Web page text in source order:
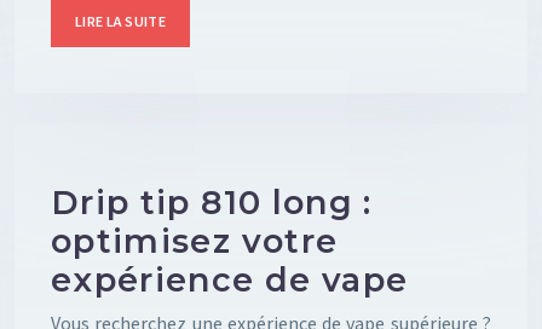
LIRE LA SUITE
Drip tip 810 long :
optimisez votre
expérience de vape